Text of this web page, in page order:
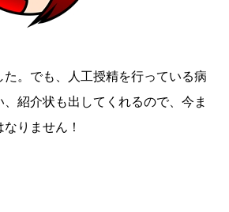
た。でも、人工授精を行っている病
紹介状も出してくれるので、今ま
りません！